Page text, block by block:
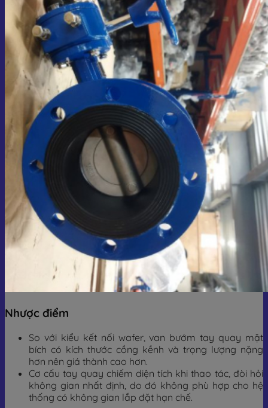
Nhược điểm
So với kiểu kết nối wafer, van bướm tay quay mặt
bích có kích thước cồng kềnh và trọng lượng nặng
hơn nên giá thành cao hơn.
Cơ cấu tay quay chiếm diện tích khi thao tác, đòi hỏi
không gian nhất định, do đó không phù hợp cho hệ
thống có không gian lắp đặt hạn chế.